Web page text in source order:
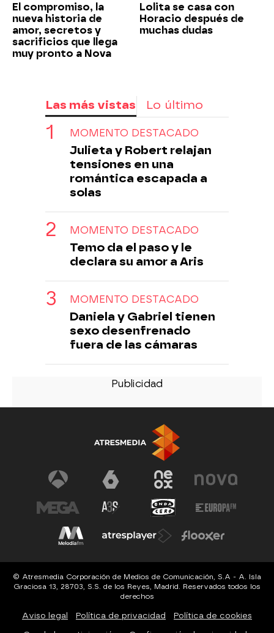
El compromiso, la
nueva historia de
amor, secretos y
sacrificios que llega
muy pronto a Nova
Lolita se casa con
Horacio después de
muchas dudas
Las más vistas Lo último
MOMENTO DESTACADO
Julieta y Robert relajan
tensiones en una
romántica escapada a
solas
MOMENTO DESTACADO
Temo da el paso y le
declara su amor a Aris
MOMENTO DESTACADO
Daniela y Gabriel tienen
sexo desenfrenado
fuera de las cámaras
© Atresmedia Corporación de Medios de Comunicación, S.A - A. Isla
Graciosa 13, 28703, S.S. de los Reyes, Madrid. Reservados todos los
derechos
Aviso legal Política de privacidad Política de cookies